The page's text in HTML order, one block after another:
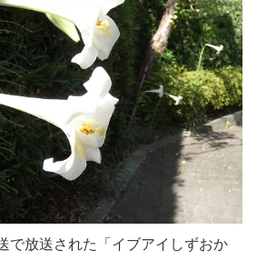
で放送された「イブアイしずおか